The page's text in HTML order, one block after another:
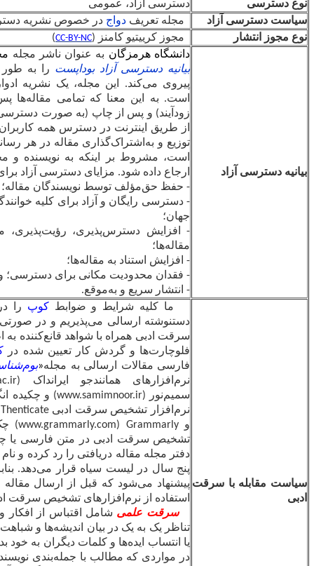
دسترسی آزاد، عمومی
مجله تعریفدواج در خصوص نشریه دسترسی آزاد را می‌پذیرد.
مجوز کرییتیو کامنز (
CC-BY-NC
)
به عنوان ناشر مجلهمجله« بوم‌شناسی آبزیان »،
بیانیه دسترسی آزاد بوداپست را به طور کامل می‌پذیرد و از آن
پیروی می‌کند. این مجله، یک نشریه ادواری کاملاً دسترسی آزاد
است. به این معنا که تمامی مقاله‌ها پس از پذیرش (به صورت
زودآیند) و پس از چاپ (به صورت دسترسی آزاد و رایگان) بلافاصله
از طریق اینترنت در دسترس همه کاربران قرار می‌گیرد. استفاده،
توزیع و به‌اشتراک‌گذاری مقاله در هر رسانه، شبکه و وبگاهی مجاز
است، مشروط بر اینکه به نویسنده و مجله به درستی استناد و
ارجاع داده شود. مزایای دسترسی آزاد برای نویسندگان عبارتند از:
- حفظ حق‌مؤلف توسط نویسندگان مقاله؛
- دسترسی رایگان و آزاد برای کلیه خوانندگان و کاربران در سراسر
- افزایش دسترس‌پذیری، رؤیت‌پذیری، مشاهده‌پذیری و خوانایی
- افزایش استناد به مقاله‌ها؛
- فقدان محدودیت مکانی برای دسترسی؛ و
ما کلیه شرایط و ضوابط کوپ
را در مورد سرقت ادبی در
دستنوشته ارسالی می‌پذیریم و در صورتی که هرگونه تلاشی برای
سرقت ادبی همراه با شواهد قانع‌کننده به اطلاع ما برسد، بر اساس
فلوچارت‌ها و گردش کار تعیین شده در کوپ عمل می‌کنیم. متن
فارسی مقالات ارسالی به مجله «بوم‌شناسی آبزیان »با استفاده از
نرم‌افزارهای همانندجو ایرانداک (
https://tik.irandoc.ac.ir
) و
www.samimnoor.ir) و چکیده انگلیسی مقالات به وسیله
نرم‌افزار تشخیص سرقت ادبی
iThenticate
(
www.ithenticate.com
www.grammarly.com) چک می‌شوند. در صورت
تشخیص سرقت ادبی در متن فارسی یا چکیده انگلیسی، بلافاصله
دفتر مجله مقاله دریافتی را رد کرده و نام نویسندگان را برای مدت
پنج سال در لیست سیاه قرار می‌دهد. بنابراین، به همه نویسندگان
پیشنهاد می‌شود که قبل از ارسال مقاله خود، متن کامل آن را با
استفاده از نرم‌افزارهای تشخیص سرقت ادبی چک کنند.
شامل اقتباس از افکار و الفاظ نویسندگان دیگر،
تناظر یک به یک در بیان اندیشه‌ها و شباهت‌های ساختاری در نوشتار
یا انتساب ایده‌ها و کلمات دیگران به خود بدون ارجاع مناسب است.
در مواردی که مطالب با جمله‌بندی نویسنده دیگری آورده می‌شود،